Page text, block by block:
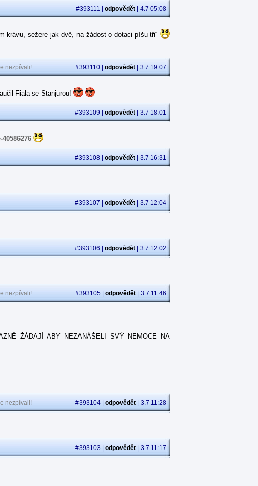
#393111 | odpovědět | 4.7 05:08
krávu, sežere jak dvě, na žádost o dotaci píšu tři“
nezpívali! #393110 | odpovědět | 3.7 19:07
Fiala se Stanjurou!
#393109 | odpovědět | 3.7 18:01
#393108 | odpovědět | 3.7 16:31
#393107 | odpovědět | 3.7 12:04
#393106 | odpovědět | 3.7 12:02
nezpívali! #393105 | odpovědět | 3.7 11:46
ŽÁDAJÍ ABY NEZANÁŠELI SVÝ NEMOCE NA
nezpívali! #393104 | odpovědět | 3.7 11:28
#393103 | odpovědět | 3.7 11:17